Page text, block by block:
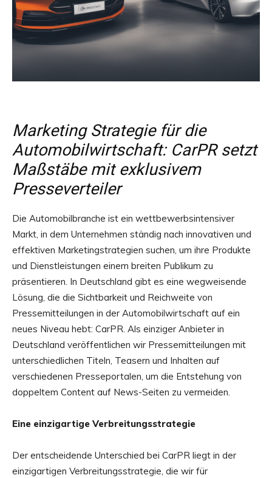
Marketing Strategie für die
Automobilwirtschaft: CarPR setzt
Maßstäbe mit exklusivem
Presseverteiler
Die Automobilbranche ist ein wettbewerbsintensiver
Markt, in dem Unternehmen ständig nach innovativen und
effektiven Marketingstrategien suchen, um ihre Produkte
und Dienstleistungen einem breiten Publikum zu
präsentieren. In Deutschland gibt es eine wegweisende
Lösung, die die Sichtbarkeit und Reichweite von
Pressemitteilungen in der Automobilwirtschaft auf ein
neues Niveau hebt: CarPR. Als einziger Anbieter in
Deutschland veröffentlichen wir Pressemitteilungen mit
unterschiedlichen Titeln, Teasern und Inhalten auf
verschiedenen Presseportalen, um die Entstehung von
doppeltem Content auf News-Seiten zu vermeiden.
Eine einzigartige Verbreitungsstrategie
Der entscheidende Unterschied bei CarPR liegt in der
einzigartigen Verbreitungsstrategie, die wir für